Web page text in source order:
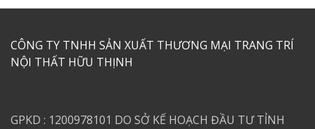
CÔNG TY TNHH SẢN XUẤT THƯƠNG MẠI TRANG TRÍ
NỘI THẤT HỮU THỊNH
GPKD : 1200978101 DO SỞ KẾ HOẠCH ĐẦU TƯ TỈNH